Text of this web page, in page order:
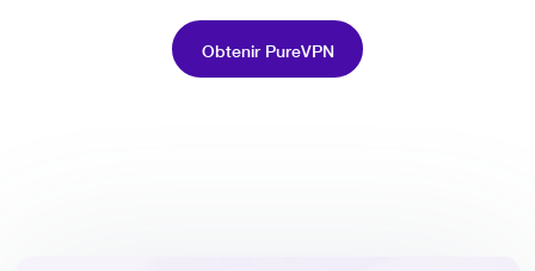
Obtenir PureVPN